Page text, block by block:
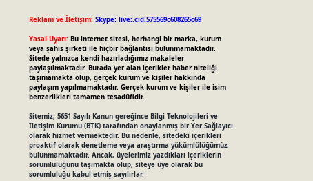
Reklam ve İletişim: Skype: live:.cid.575569c608265c69
Yasal Uyarı: Bu internet sitesi, herhangi bir marka, kurum
veya şahıs şirketi ile hiçbir bağlantısı bulunmamaktadır.
Sitede yalnızca kendi hazırladığımız makaleler
paylaşılmaktadır. Burada yer alan içerikler haber niteliği
taşımamakta olup, gerçek kurum ve kişiler hakkında
paylaşım yapılmamaktadır. Gerçek kurum ve kişiler ile isim
benzerlikleri tamamen tesadüfidir.
Sitemiz, 5651 Sayılı Kanun gereğince Bilgi Teknolojileri ve
İletişim Kurumu (BTK) tarafından onaylanmış bir Yer Sağlayıcı
olarak hizmet vermektedir. Bu nedenle, sitedeki içerikleri
proaktif olarak denetleme veya araştırma yükümlülüğümüz
bulunmamaktadır. Ancak, üyelerimiz yazdıkları içeriklerin
sorumluluğunu taşımakta olup, siteye üye olarak bu
sorumluluğu kabul etmiş sayılırlar.